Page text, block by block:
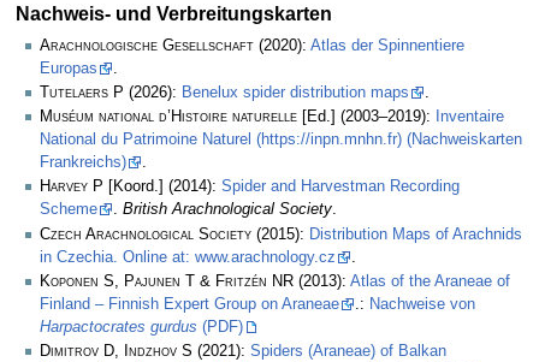
Nachweis- und Verbreitungskarten
Arachnologische Gesellschaft (2020): Atlas der Spinnentiere
Europas
Tutelaers P (2026): Benelux spider distribution maps
.
Muséum national d’Histoire naturelle [Ed.] (2003–2019):
Inventaire
National du Patrimoine Naturel (https://inpn.mnhn.fr) (Nachweiskarten
Frankreichs)
.
Harvey P [Koord.] (2014): Spider and Harvestman Recording
Scheme
. British Arachnological Society.
Czech Arachnological Society (2015): Distribution Maps of Arachnids
in Czechia. Online at: www.arachnology.cz
Koponen S, Pajunen T & Fritzén NR (2013): Atlas of the Araneae of
Finland – Finnish Expert Group on Araneae
.: Nachweise von
Harpactocrates gurdus (PDF)
Dimitrov D, Indzhov S (2021): Spiders (Araneae) of Balkan